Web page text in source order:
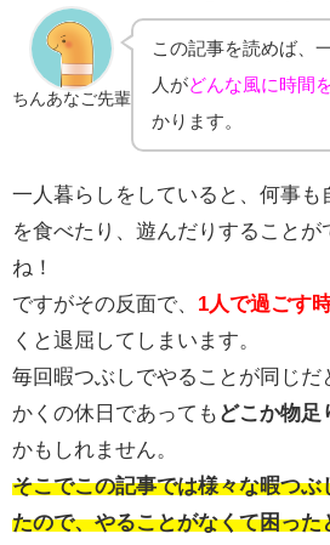
ちんあなご先輩
この記事を読めば、
人がどんな風に時間
かります。
一人暮らしをしていると、何事も
を食べたり、遊んだりすることが
ね！
ですがその反面で、 1人で過ごす
くと退屈してしまいます。
毎回暇つぶしでやることが同じだ
かくの休日であっても どこか物足
かもしれません。
そこでこの記事では様々な暇つぶ
たので、やることがなくて困った